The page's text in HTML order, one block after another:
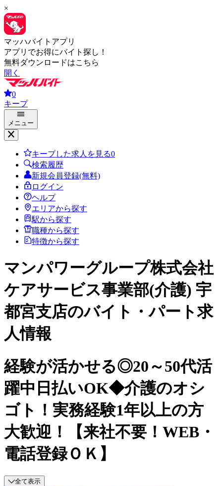
×
マッハバイトアプリ
アプリでお得にバイト探し！
無料ダウンロードはこちら
開く
0
キープ
メニュー
キープした求人を見る0
検索履歴
新規会員登録(無料)
ログイン
ヘルプ
エリアから探す
駅から探す
職種から探す
特徴から探す
マンパワーグループ株式会社
ケアサービス事業部(介護) 宇
都宮支店のバイト・パート求
人情報
経験が活かせる◎20～50代活
躍中日払いOK◆介護のオシ
ゴト！実務経験1年以上の方
大歓迎！【来社不要！WEB・
電話登録ＯＫ】
全て表示